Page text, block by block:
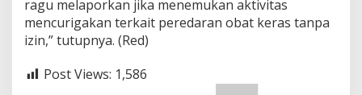
ragu melaporkan jika menemukan aktivitas
mencurigakan terkait peredaran obat keras tanpa
izin,” tutupnya. (Red)
Post Views: 1,586